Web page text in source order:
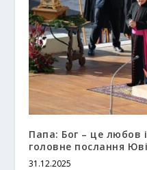
Папа: Бог – це любов
головне послання
31.12.2025